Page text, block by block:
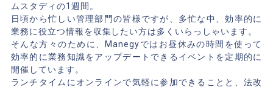
ムスタディの1週間。
日頃から忙しい管理部門の皆様ですが、多忙な中、効率的に
業務に役立つ情報を収集したい方は多くいらっしゃいます。
そんな方々のために、Manegyではお昼休みの時間を使って
効率的に業務知識をアップデートできるイベントを定期的に
開催しています。
ランチタイムにオンラインで気軽に参加できることと、法改